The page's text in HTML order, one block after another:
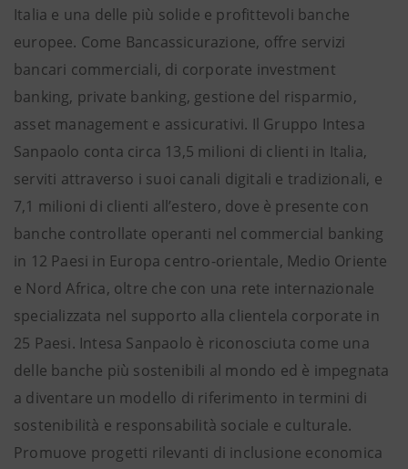
Italia e una delle più solide e profittevoli banche
europee. Come Bancassicurazione, offre servizi
bancari commerciali, di corporate investment
banking, private banking, gestione del risparmio,
asset management e assicurativi. Il Gruppo Intesa
Sanpaolo conta circa 13,5 milioni di clienti in Italia,
serviti attraverso i suoi canali digitali e tradizionali, e
7,1 milioni di clienti all’estero, dove è presente con
banche controllate operanti nel commercial banking
in 12 Paesi in Europa centro-orientale, Medio Oriente
e Nord Africa, oltre che con una rete internazionale
specializzata nel supporto alla clientela corporate in
25 Paesi. Intesa Sanpaolo è riconosciuta come una
delle banche più sostenibili al mondo ed è impegnata
a diventare un modello di riferimento in termini di
sostenibilità e responsabilità sociale e culturale.
Promuove progetti rilevanti di inclusione economica